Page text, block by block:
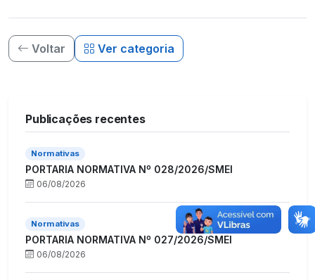
Voltar Ver categoria
Publicações recentes
Normativas
PORTARIA NORMATIVA Nº 028/2026/SMEI
06/08/2026
Normativas
PORTARIA NORMATIVA Nº 027/2026/SMEI
06/08/2026